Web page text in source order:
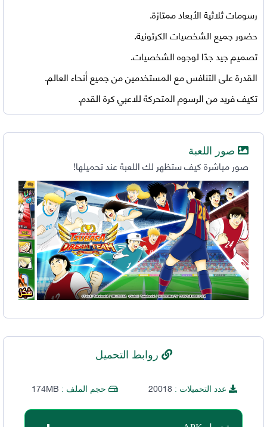
رسومات ثلاثية الأبعاد ممتازة.
حضور جميع الشخصيات الكرتونية.
تصميم جيد جدًا لوجوه الشخصيات.
القدرة على التنافس مع المستخدمين من جميع أنحاء العالم.
تكيف فريد من الرسوم المتحركة للاعبي كرة القدم.
صور اللعبة
صور مباشرة كيف ستظهر لك اللعبة عند تحميلها!
روابط التحميل
عدد التحميلات :20018 حجم الملف : 174MB